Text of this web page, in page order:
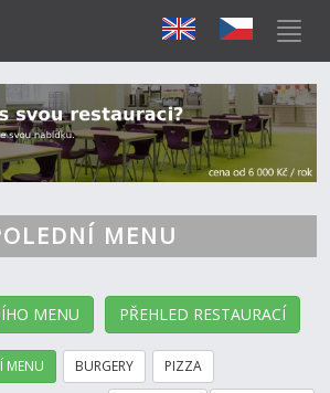
MENU
MENU PŘEHLED RESTAURACÍ
MENU BURGERY PIZZA